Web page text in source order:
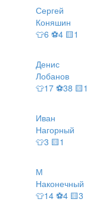
Сергей
Коняшин
👕6 ⚽4 🟨1
Денис
Лобанов
👕17 ⚽38 🟨1
Иван
Нагорный
👕3 🟨1
М
Наконечный
👕14 ⚽4 🟨3